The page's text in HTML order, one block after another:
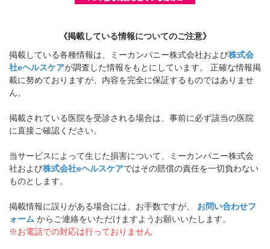
《掲載している情報についてのご注意》
掲載している各種情報は、ミーカンパニー株式会社および株式会
社eヘルスケアが調査した情報をもとにしています。 正確な情報掲
載に努めておりますが、内容を完全に保証するものではありませ
ん。
掲載されている医院を受診される場合は、事前に必ず該当の医院
に直接ご確認ください。
当サービスによって生じた損害について、ミーカンパニー株式会
社および株式会社eヘルスケアではその賠償の責任を一切負わない
ものとします。
掲載情報に誤りがある場合には、お手数ですが、 お問い合わせフ
ォーム からご連絡をいただけますようお願いいたします。
※お電話での対応は行っておりません